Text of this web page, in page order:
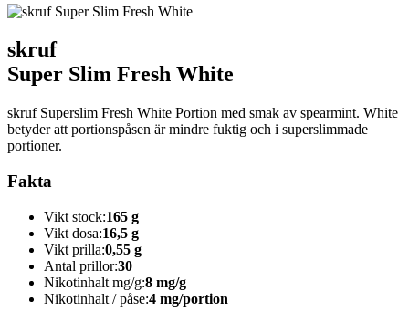
skruf
Super Slim Fresh White
skruf Superslim Fresh White Portion med smak av spearmint. White
betyder att portionspåsen är mindre fuktig och i superslimmade
portioner.
Fakta
Vikt stock:165 g
Vikt dosa:16,5 g
Vikt prilla:0,55 g
Antal prillor:30
Nikotinhalt mg/g:8 mg/g
Nikotinhalt / påse:4 mg/portion